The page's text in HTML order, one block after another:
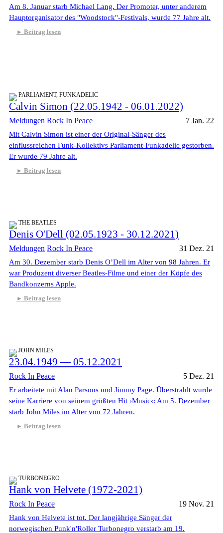
Am 8. Januar starb Michael Lang. Der Promoter, unter anderem
Hauptorganisator des "Woodstock"-Festivals, wurde 77 Jahre alt.
Beitrag lesen
PARLIAMENT, FUNKADELIC
Calvin Simon (22.05.1942 - 06.01.2022)
Meldungen Rock In Peace 7 Jan. 22
Mit Calvin Simon ist einer der Original-Sänger des
einflussreichen Funk-Kollektivs Parliament-Funkadelic gestorben.
Er wurde 79 Jahre alt.
Beitrag lesen
THE BEATLES
Denis O'Dell (02.05.1923 - 30.12.2021)
Meldungen Rock In Peace 31 Dez. 21
Am 30. Dezember starb Denis O’Dell im Alter von 98 Jahren. Er
war Produzent diverser Beatles-Filme und einer der Köpfe des
Bandkonzerns Apple.
Beitrag lesen
JOHN MILES
23.04.1949 — 05.12.2021
Rock In Peace 5 Dez. 21
Er arbeitete mit Alan Parsons und Jimmy Page. Überstrahlt wurde
seine Karriere von seinem größten Hit ›Music‹: Am 5. Dezember
starb John Miles im Alter von 72 Jahren.
Beitrag lesen
TURBONEGRO
Hank von Helvete (1972-2021)
Rock In Peace 19 Nov. 21
Hank von Helvete ist tot. Der langjährige Sänger der
norwegischen Punk'n'Roller Turbonegro verstarb am 19.